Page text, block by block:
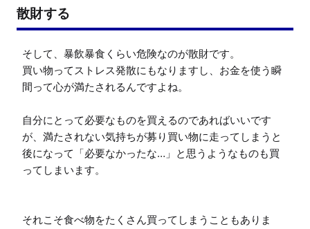
散財する
そして、暴飲暴食くらい危険なのが散財です。
買い物ってストレス発散にもなりますし、お金を使う瞬
間って心が満たされるんですよね。
自分にとって必要なものを買えるのであればいいです
が、満たされない気持ちが募り買い物に走ってしまうと
後になって「必要なかったな…」と思うようなものも買
ってしまいます。
それこそ食べ物をたくさん買ってしまうこともありま